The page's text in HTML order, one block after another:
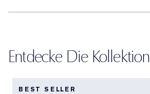
Entdecke Die Kollektion
BEST SELLER